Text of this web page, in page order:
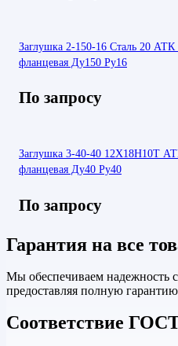
Заглушка 2-150-16 Сталь 20 АТК
фланцевая Ду150 Ру16
По запросу
Заглушка 3-40-40 12Х18Н10Т
фланцевая Ду40 Ру40
По запросу
Гарантия на все
Мы обеспечиваем надежность
предоставляя полную
Соответствие